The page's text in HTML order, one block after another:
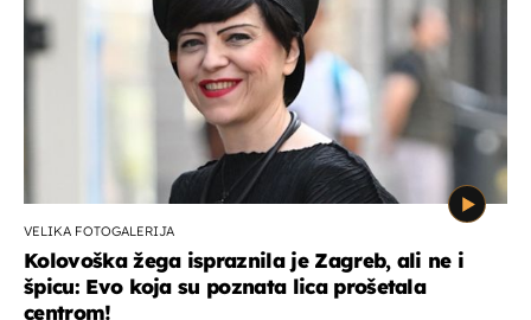
VELIKA FOTOGALERIJA
Kolovoška žega ispraznila je Zagreb, ali ne i
špicu: Evo koja su poznata lica prošetala
centrom!